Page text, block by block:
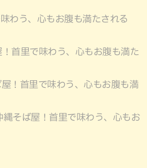
わう、心もお腹も満たされる
首里で味わう、心もお腹も満た
！首里で味わう、心もお腹も満
そば屋！首里で味わう、心もお